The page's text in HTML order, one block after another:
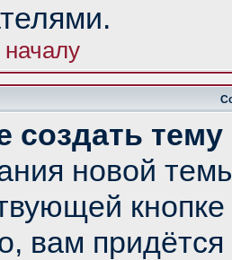
началу
создать
новой
вам придётся